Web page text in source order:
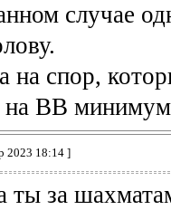
случае
на спор,
на ВВ минимум
2023 18:14 ]
ты за